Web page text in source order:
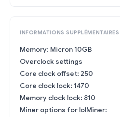
INFORMATIONS SUPPLÉMENTAIRES
Memory: Micron 10GB
Overclock settings
Core clock offset: 250
Core clock lock: 1470
Memory clock lock: 810
Miner options for lolMiner: